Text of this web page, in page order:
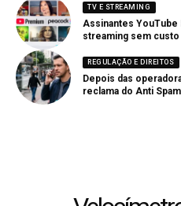
TV E STREAMING
Assinantes YouTube
streaming sem custo
REGULAÇÃO E DIREITOS
Depois das
reclama do Anti